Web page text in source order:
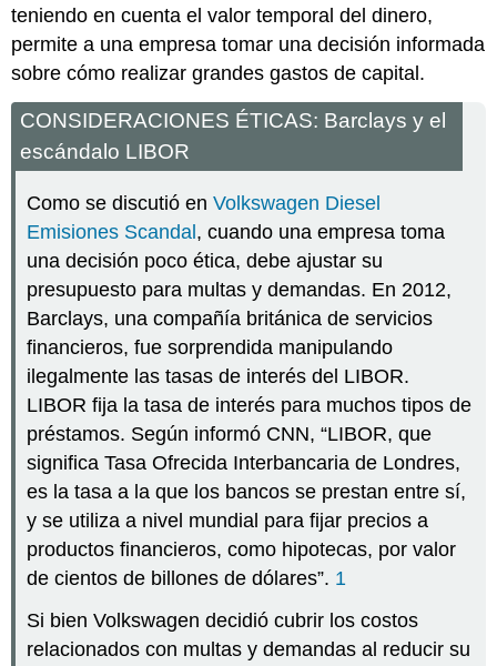
teniendo en cuenta el valor temporal del dinero,
permite a una empresa tomar una decisión informada
sobre cómo realizar grandes gastos de capital.
CONSIDERACIONES ÉTICAS: Barclays y el
escándalo LIBOR
Como se discutió enVolkswagen Diesel
Emisiones Scandal, cuando una empresa toma
una decisión poco ética, debe ajustar su
presupuesto para multas y demandas. En 2012,
Barclays, una compañía británica de servicios
financieros, fue sorprendida manipulando
ilegalmente las tasas de interés del LIBOR.
LIBOR fija la tasa de interés para muchos tipos de
préstamos. Según informó CNN, “LIBOR, que
significa Tasa Ofrecida Interbancaria de Londres,
es la tasa a la que los bancos se prestan entre sí,
y se utiliza a nivel mundial para fijar precios a
productos financieros, como hipotecas, por valor
de cientos de billones de dólares”. 1
Si bien Volkswagen decidió cubrir los costos
relacionados con multas y demandas al reducir su